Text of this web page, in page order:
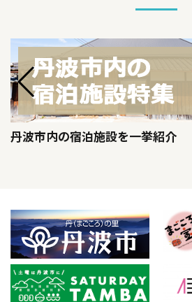
丹波市内の宿泊施設を一挙紹介